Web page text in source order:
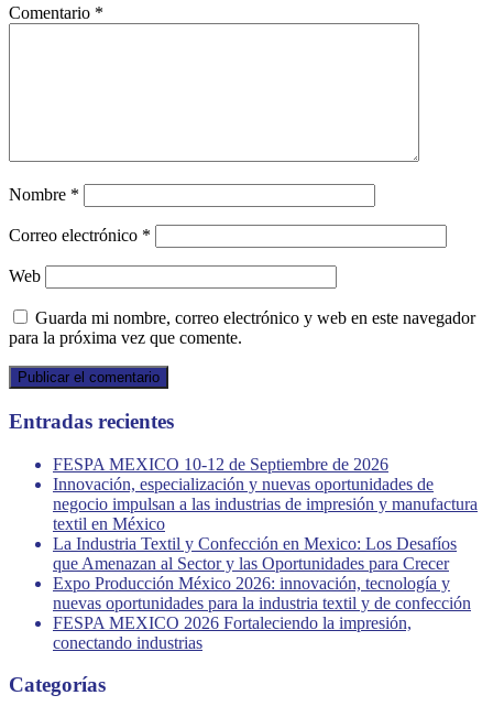
Comentario *
Nombre *
Correo electrónico *
Web
Guarda mi nombre, correo electrónico y web en este navegador
para la próxima vez que comente.
Entradas recientes
FESPA MEXICO 10-12 de Septiembre de 2026
Innovación, especialización y nuevas oportunidades de
negocio impulsan a las industrias de impresión y manufactura
textil en México
La Industria Textil y Confección en Mexico: Los Desafíos
que Amenazan al Sector y las Oportunidades para Crecer
Expo Producción México 2026: innovación, tecnología y
nuevas oportunidades para la industria textil y de confección
FESPA MEXICO 2026 Fortaleciendo la impresión,
conectando industrias
Categorías